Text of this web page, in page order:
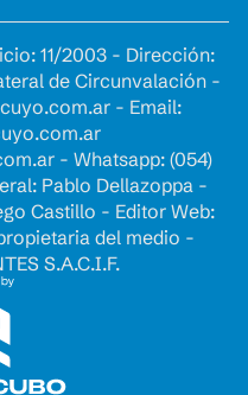
11/2003 - Dirección:
de Circunvalación -
- Email:
- Whatsapp: (054)
Pablo Dellazoppa -
Castillo - Editor Web:
del medio -
S.A.C.I.F.